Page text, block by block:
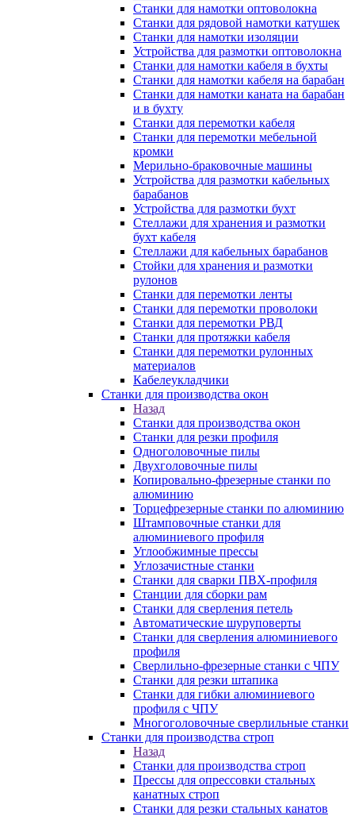
Станки для намотки оптоволокна
Станки для рядовой намотки катушек
Станки для намотки изоляции
Устройства для размотки оптоволокна
Станки для намотки кабеля в бухты
Станки для намотки кабеля на барабан
Станки для намотки каната на барабан
и в бухту
Станки для перемотки кабеля
Станки для перемотки мебельной
кромки
Мерильно-браковочные машины
Устройства для размотки кабельных
барабанов
Устройства для размотки бухт
Стеллажи для хранения и размотки
бухт кабеля
Стеллажи для кабельных барабанов
Стойки для хранения и размотки
рулонов
Станки для перемотки ленты
Станки для перемотки проволоки
Станки для перемотки РВД
Станки для протяжки кабеля
Станки для перемотки рулонных
материалов
Кабелеукладчики
Станки для производства окон
Назад
Станки для производства окон
Станки для резки профиля
Одноголовочные пилы
Двухголовочные пилы
Копировально-фрезерные станки по
алюминию
Торцефрезерные станки по алюминию
Штамповочные станки для
алюминиевого профиля
Углообжимные прессы
Углозачистные станки
Станки для сварки ПВХ-профиля
Станции для сборки рам
Станки для сверления петель
Автоматические шуруповерты
Станки для сверления алюминиевого
профиля
Сверлильно-фрезерные станки с ЧПУ
Станки для резки штапика
Станки для гибки алюминиевого
профиля с ЧПУ
Многоголовочные сверлильные станки
Станки для производства строп
Назад
Станки для производства строп
Прессы для опрессовки стальных
канатных строп
Станки для резки стальных канатов